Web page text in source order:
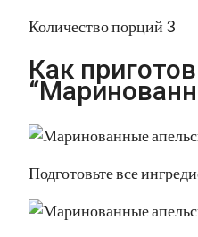
Количество порций 3
Как
Подготовьте все